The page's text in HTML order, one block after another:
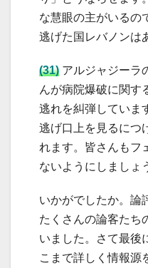
な慧眼の主がいるの
逃げた国レバノンは
(31) アルジャジーラ
んが病院爆破に関す
逃れを糾弾していま
逃げ口上を見るにつ
れます。皆さんもフ
ないようにしましょ
いかがでしたか。論
たくさんの論客たち
いました。さて最後
こまで詳しく情報源